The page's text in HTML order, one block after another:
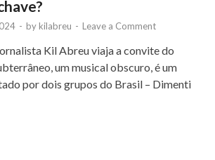
- by kilabreu - Leave a Comment
Kil Abreu viaja a convite do
um musical obscuro, é um
por dois grupos do Brasil – Dimenti